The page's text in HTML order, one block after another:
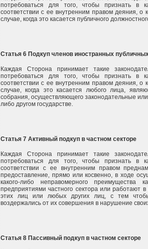
потребоваться для того, чтобы признать в
соответствии с ее внутренним правом деяния, о
случае, когда это касается публичного
Статья 6 Подкуп членов иностранных
Каждая Сторона принимает такие
потребоваться для того, чтобы признать в
соответствии с ее внутренним правом деяния, о
случае, когда это касается любого лица,
собрания, осуществляющего законодательные
либо другом государстве.
Статья 7 Активный подкуп в частном секторе
Каждая Сторона принимает такие
потребоваться для того, чтобы признать в
соответствии с ее внутренним правом
предоставление, прямо или косвенно, в ходе
какого-либо неправомерного преимущества
предприятиями частного сектора или работают
этих лиц или любых других лиц, с тем
воздержались от их совершения в нарушение
Статья 8 Пассивный подкуп в частном секторе